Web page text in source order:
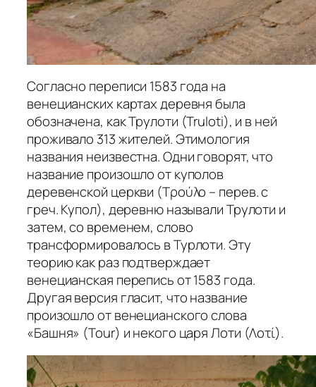
Согласно переписи 1583 года на
венецианских картах деревня была
обозначена, как Трулоти (Truloti), и в ней
проживало 313 жителей. Этимология
названия неизвестна. Одни говорят, что
название произошло от куполов
деревенской церкви (Τρούλο – перев. с
греч. Купол), деревню называли Трулоти и
затем, со временем, слово
трансформировалось в Турлоти. Эту
теорию как раз подтверждает
венецианская перепись от 1583 года.
Другая версия гласит, что название
произошло от венецианского слова
«Башня» (Tour) и некого царя Лоти (Λοτί).